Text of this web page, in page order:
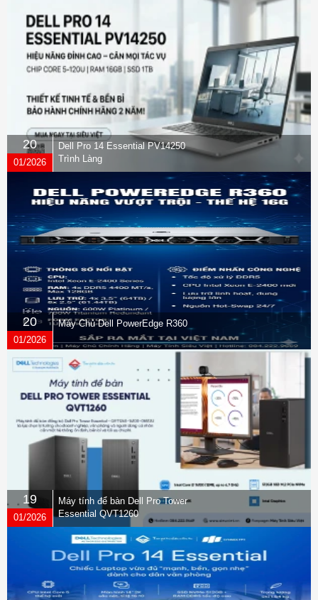
20
01/2026
Dell Pro 14 Essential PV14250
Trình Làng
20
01/2026
Máy Chủ Dell PowerEdge R360
19
01/2026
Máy tính để bàn Dell Pro Tower
Essential QVT1260